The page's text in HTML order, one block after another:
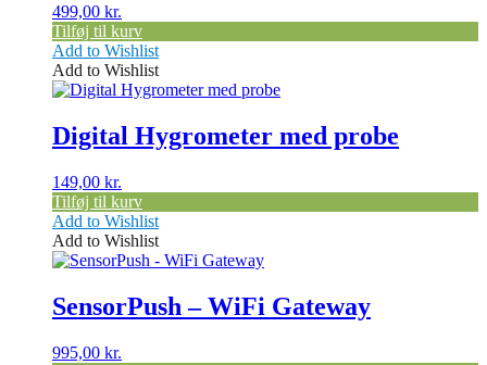
499,00 kr.
Tilføj til kurv
Add to Wishlist
Add to Wishlist
Digital Hygrometer med probe
149,00 kr.
Tilføj til kurv
Add to Wishlist
Add to Wishlist
SensorPush – WiFi Gateway
995,00 kr.